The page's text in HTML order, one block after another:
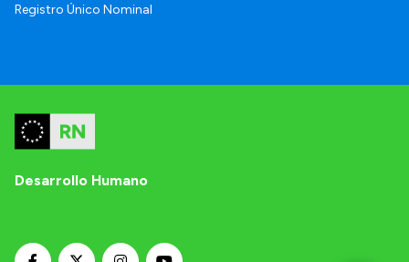
Registro Único Nominal
Desarrollo Humano